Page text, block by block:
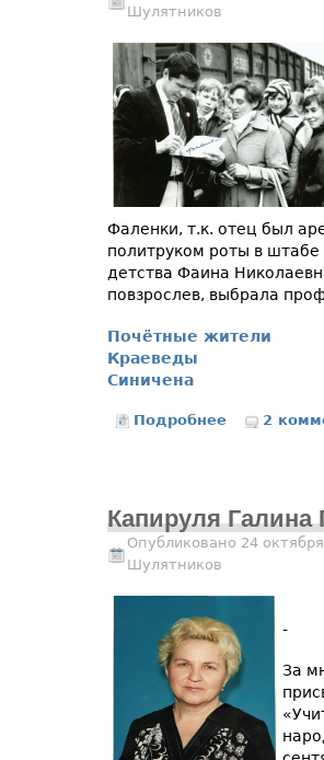
Шулятников
Фаленки, т.к. отец был
политруком роты в
детства Фаина
повзрослев, выбрала
Почётные жители
Краеведы
Синичена
Подробнее о Соколова
2
Капируля Галина
Опубликовано 24
Шулятников
-
За